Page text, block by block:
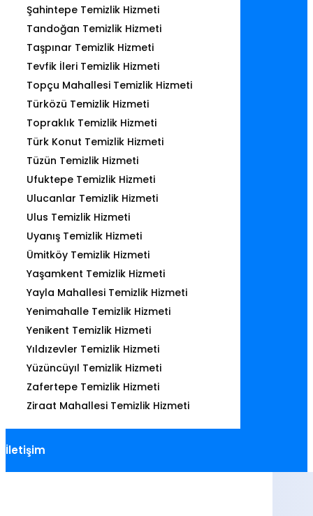
Şahintepe Temizlik Hizmeti
Tandoğan Temizlik Hizmeti
Taşpınar Temizlik Hizmeti
Tevfik İleri Temizlik Hizmeti
Topçu Mahallesi Temizlik Hizmeti
Türközü Temizlik Hizmeti
Topraklık Temizlik Hizmeti
Türk Konut Temizlik Hizmeti
Tüzün Temizlik Hizmeti
Ufuktepe Temizlik Hizmeti
Ulucanlar Temizlik Hizmeti
Ulus Temizlik Hizmeti
Uyanış Temizlik Hizmeti
Ümitköy Temizlik Hizmeti
Yaşamkent Temizlik Hizmeti
Yayla Mahallesi Temizlik Hizmeti
Yenimahalle Temizlik Hizmeti
Yenikent Temizlik Hizmeti
Yıldızevler Temizlik Hizmeti
Yüzüncüyıl Temizlik Hizmeti
Zafertepe Temizlik Hizmeti
Ziraat Mahallesi Temizlik Hizmeti
İletişim